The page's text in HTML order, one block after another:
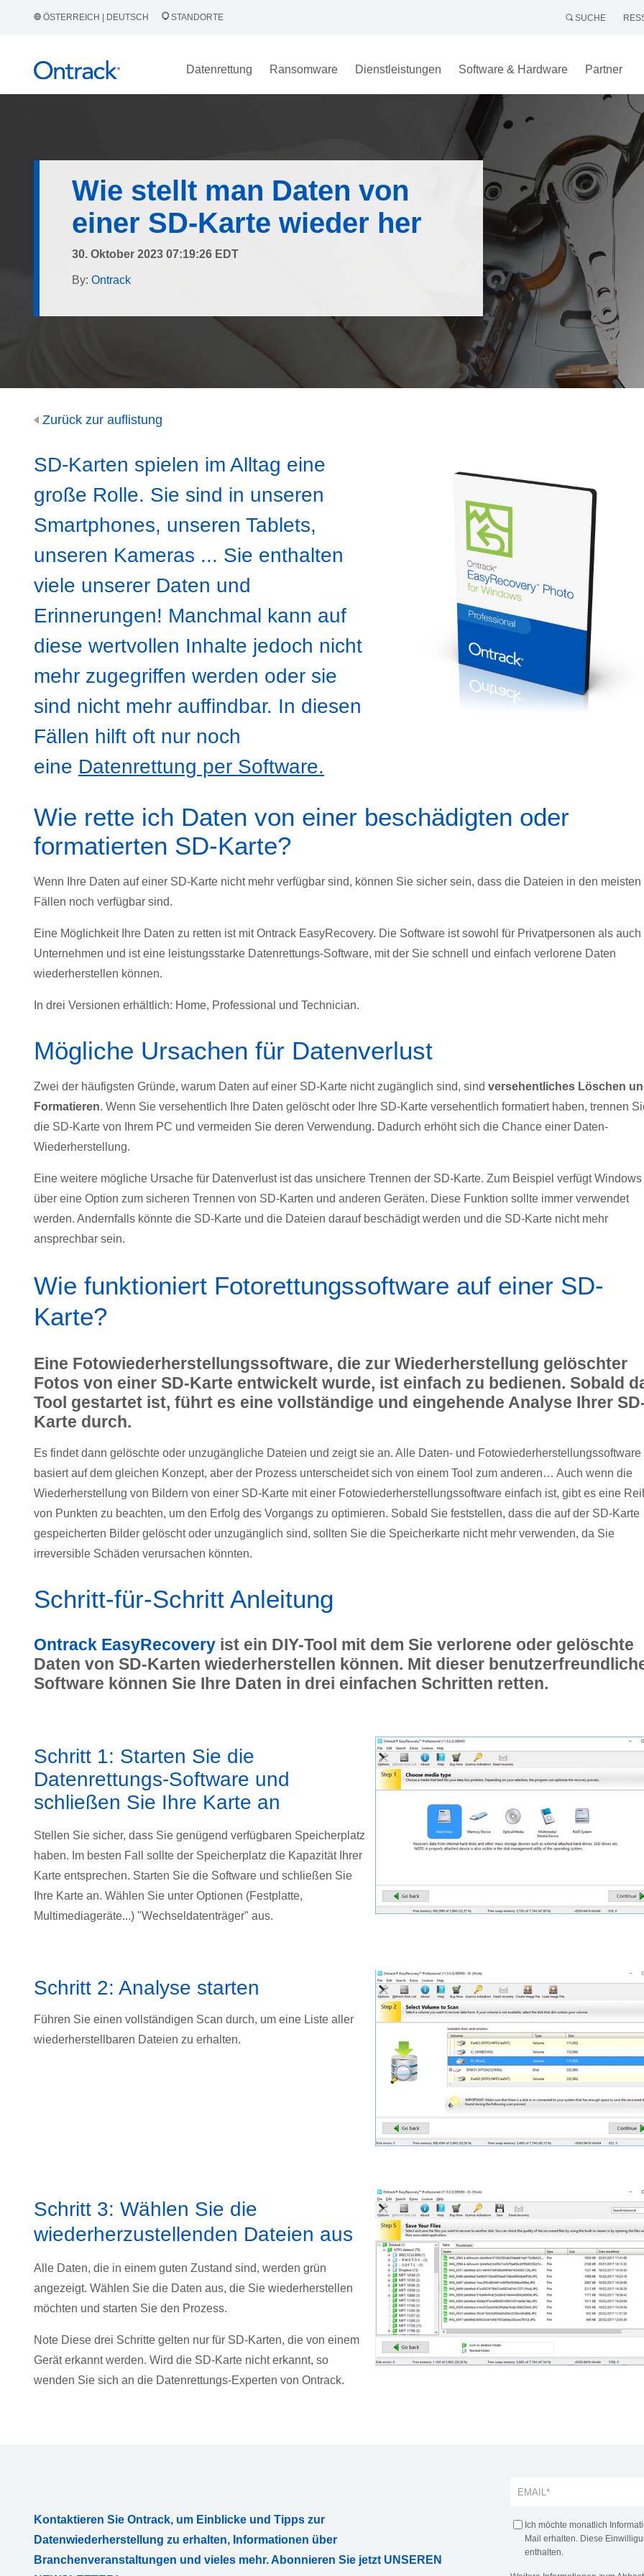
ÖSTERREICH | DEUTSCH STANDORTE SUCHE
Datenrettung Ransomware Dienstleistungen Software & Hardware Partner
Wie stellt man Daten von
einer SD-Karte wieder her
30. Oktober 2023 07:19:26 EDT
By: Ontrack
Zurück zur auflistung
SD-Karten spielen im Alltag eine
große Rolle. Sie sind in unseren
Smartphones, unseren Tablets,
unseren Kameras ... Sie enthalten
viele unserer Daten und
Erinnerungen! Manchmal kann auf
diese wertvollen Inhalte jedoch nicht
mehr zugegriffen werden oder sie
sind nicht mehr auffindbar. In diesen
Fällen hilft oft nur noch
eine Datenrettung per Software.
Wie rette ich Daten von einer beschädigten oder
formatierten SD-Karte?
Wenn Ihre Daten auf einer SD-Karte nicht mehr verfügbar sind, können Sie sicher sein, dass die Dateien in den meisten
Fällen noch verfügbar sind.
Eine Möglichkeit Ihre Daten zu retten ist mit Ontrack EasyRecovery. Die Software ist sowohl für Privatpersonen als auch
Unternehmen und ist eine leistungsstarke Datenrettungs-Software, mit der Sie schnell und einfach verlorene Daten
wiederherstellen können.
In drei Versionen erhältlich: Home, Professional und Technician.
Mögliche Ursachen für Datenverlust
Zwei der häufigsten Gründe, warum Daten auf einer SD-Karte nicht zugänglich sind, sind versehentliches Löschen
Formatieren. Wenn Sie versehentlich Ihre Daten gelöscht oder Ihre SD-Karte versehentlich formatiert haben, trennen
die SD-Karte von Ihrem PC und vermeiden Sie deren Verwendung. Dadurch erhöht sich die Chance einer Daten-
Wiederherstellung.
Eine weitere mögliche Ursache für Datenverlust ist das unsichere Trennen der SD-Karte. Zum Beispiel verfügt Windows
über eine Option zum sicheren Trennen von SD-Karten und anderen Geräten. Diese Funktion sollte immer verwendet
werden. Andernfalls könnte die SD-Karte und die Dateien darauf beschädigt werden und die SD-Karte nicht mehr
ansprechbar sein.
Wie funktioniert Fotorettungssoftware auf einer SD-
Karte?
Eine Fotowiederherstellungssoftware, die zur Wiederherstellung gelöschter
Fotos von einer SD-Karte entwickelt wurde, ist einfach zu bedienen. Sobald
Tool gestartet ist, führt es eine vollständige und eingehende Analyse Ihrer
Karte durch.
Es findet dann gelöschte oder unzugängliche Dateien und zeigt sie an. Alle Daten- und Fotowiederherstellungssoftware
basiert auf dem gleichen Konzept, aber der Prozess unterscheidet sich von einem Tool zum anderen… Auch wenn die
Wiederherstellung von Bildern von einer SD-Karte mit einer Fotowiederherstellungssoftware einfach ist, gibt es eine
von Punkten zu beachten, um den Erfolg des Vorgangs zu optimieren. Sobald Sie feststellen, dass die auf der SD-Karte
gespeicherten Bilder gelöscht oder unzugänglich sind, sollten Sie die Speicherkarte nicht mehr verwenden, da Sie
irreversible Schäden verursachen könnten.
Schritt-für-Schritt Anleitung
Ontrack EasyRecovery ist ein DIY-Tool mit dem Sie verlorene oder gelöschte
Daten von SD-Karten wiederherstellen können. Mit dieser
Software können Sie Ihre Daten in drei einfachen Schritten retten.
Schritt 1: Starten Sie die
Datenrettungs-Software und
schließen Sie Ihre Karte an
Stellen Sie sicher, dass Sie genügend verfügbaren Speicherplatz
haben. Im besten Fall sollte der Speicherplatz die Kapazität Ihrer
Karte entsprechen. Starten Sie die Software und schließen Sie
Ihre Karte an. Wählen Sie unter Optionen (Festplatte,
Multimediageräte...) "Wechseldatenträger" aus.
Schritt 2: Analyse starten
Führen Sie einen vollständigen Scan durch, um eine Liste aller
wiederherstellbaren Dateien zu erhalten.
Schritt 3: Wählen Sie die
wiederherzustellenden Dateien aus
Alle Daten, die in einem guten Zustand sind, werden grün
angezeigt. Wählen Sie die Daten aus, die Sie wiederherstellen
möchten und starten Sie den Prozess.
Note Diese drei Schritte gelten nur für SD-Karten, die von einem
Gerät erkannt werden. Wird die SD-Karte nicht erkannt, so
wenden Sie sich an die Datenrettungs-Experten von Ontrack.
Kontaktieren Sie Ontrack, um Einblicke und Tipps zur
Datenwiederherstellung zu erhalten, Informationen über
Branchenveranstaltungen und vieles mehr. Abonnieren Sie jetzt UNSEREN
Ich möchte monatlich
Mail erhalten. Diese
enthalten.